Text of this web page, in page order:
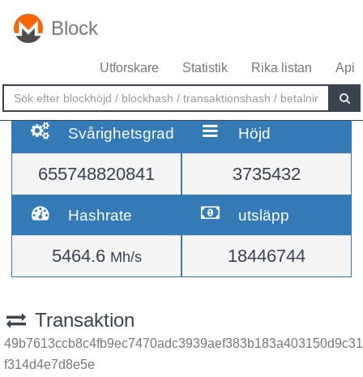
Block
Utforskare Statistik Rika listan Api
Svårighetsgrad
655748820841
Höjd
3735432
Hashrate
5464.6 Mh/s
utsläpp
18446744
Transaktion
49b7613ccb8c4fb9ec7470adc3939aef383b183a403150d9c31
f314d4e7d8e5e